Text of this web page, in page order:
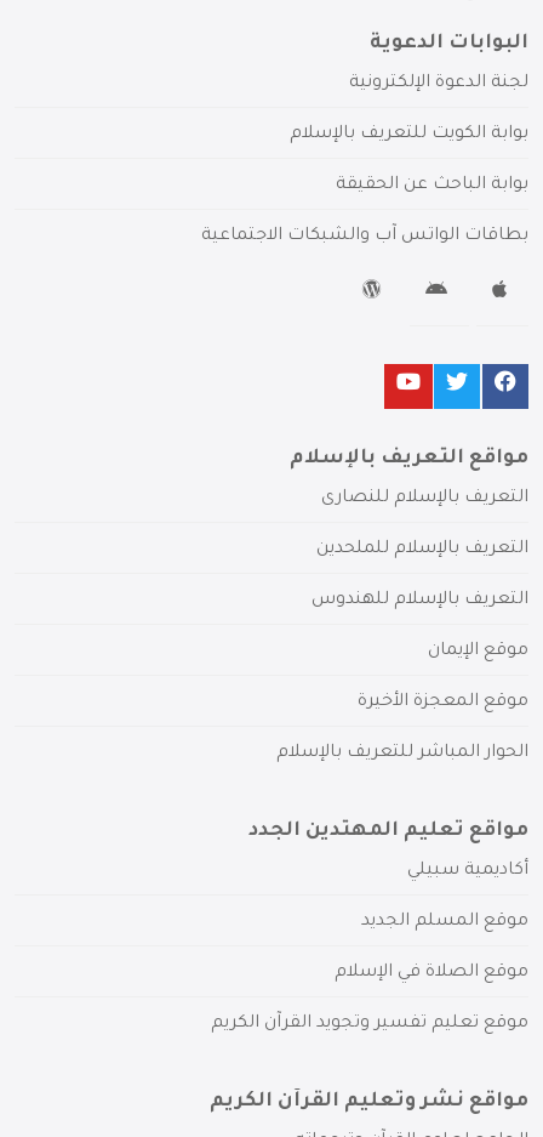
البوابات الدعوية
لجنة الدعوة الإلكترونية
بوابة الكويت للتعريف بالإسلام
بوابة الباحث عن الحقيقة
بطاقات الواتس آب والشبكات الاجتماعية
مواقع التعريف بالإسلام
التعريف بالإسلام للنصارى
التعريف بالإسلام للملحدين
التعريف بالإسلام للهندوس
موقع الإيمان
موقع المعجزة الأخيرة
الحوار المباشر للتعريف بالإسلام
مواقع تعليم المهتدين الجدد
أكاديمية سبيلي
موقع المسلم الجديد
موقع الصلاة في الإسلام
موقع تعليم تفسير وتجويد القرآن الكريم
مواقع نشر وتعليم القرآن الكريم